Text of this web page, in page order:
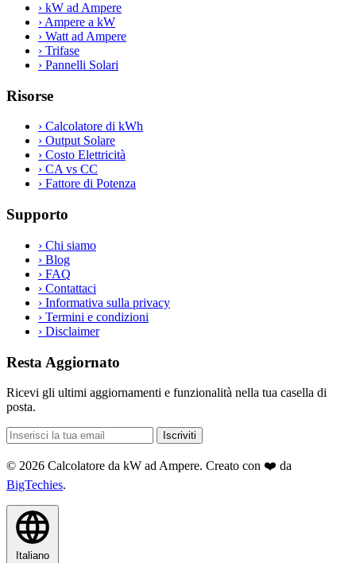
› kW ad Ampere
› Ampere a kW
› Watt ad Ampere
› Trifase
› Pannelli Solari
Risorse
› Calcolatore di kWh
› Output Solare
› Costo Elettricità
› CA vs CC
› Fattore di Potenza
Supporto
› Chi siamo
› Blog
› FAQ
› Contattaci
› Informativa sulla privacy
› Termini e condizioni
› Disclaimer
Resta Aggiornato
Ricevi gli ultimi aggiornamenti e funzionalità nella tua casella di
posta.
Iscriviti
© 2026 Calcolatore da kW ad Ampere. Creato con ❤️ da
BigTechies.
Italiano